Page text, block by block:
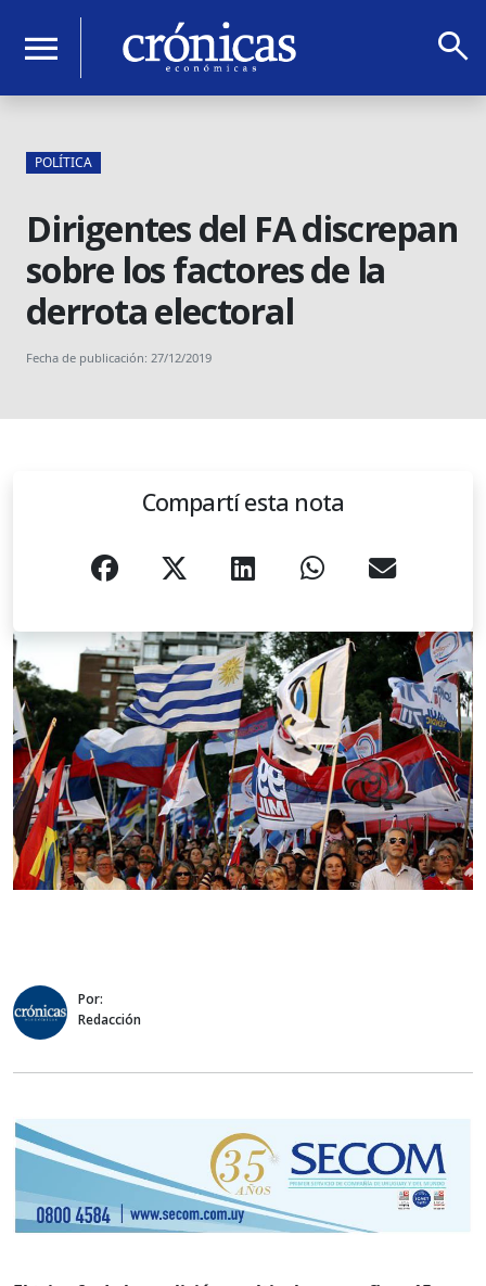
menu search
POLÍTICA
Dirigentes del FA discrepan
sobre los factores de la
derrota electoral
Fecha de publicación: 27/12/2019
Compartí esta nota
Por:
Redacción